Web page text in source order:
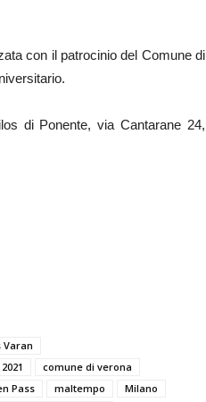
con il patrocinio del Comune di
di Ponente, via Cantarane 24,
Varan
comune di verona
Pass maltempo
Milano